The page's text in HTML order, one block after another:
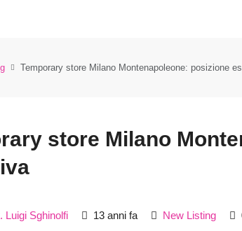
Temporary store Milano Montenapoleone: posizione
store Milano
Luigi Sghinolfi 13 anni fa New Listing